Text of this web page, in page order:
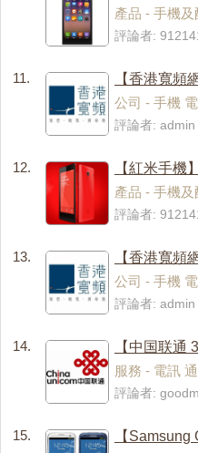
產品 - 手機
評論者:
11.
【香港寬頻
公司 - 手機
評論者:
12.
【紅米手機
產品 - 手機
評論者:
13.
【香港寬頻
公司 - 手機
評論者:
14.
【中国联通
服務 - 電訊
評論者:
15.
【